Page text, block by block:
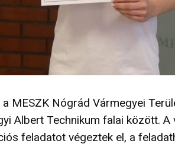
MESZK Nógrád Vármegyei
Albert Technikum falai között.
feladatot végeztek el, a